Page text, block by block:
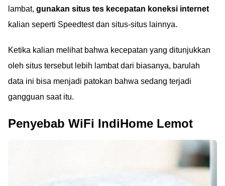
lambat, gunakan situs tes kecepatan koneksi internet
kalian seperti Speedtest dan situs-situs lainnya.
Ketika kalian melihat bahwa kecepatan yang ditunjukkan
oleh situs tersebut lebih lambat dari biasanya, barulah
data ini bisa menjadi patokan bahwa sedang terjadi
gangguan saat itu.
Penyebab WiFi IndiHome Lemot